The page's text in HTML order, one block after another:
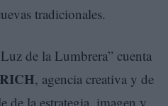
tradicionales.
de la Lumbrera” cuenta
, agencia creativa y de
de la estrategia, imagen y